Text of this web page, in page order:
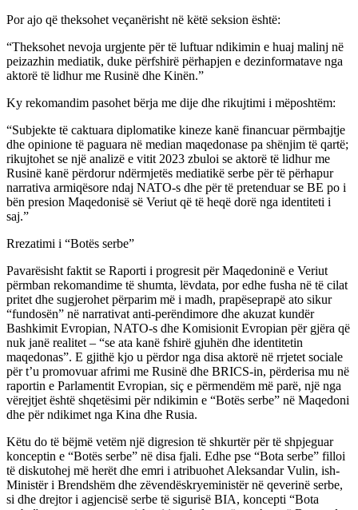
Por ajo që theksohet veçanërisht në këtë seksion është:
“Theksohet nevoja urgjente për të luftuar ndikimin e huaj malinj në
peizazhin mediatik, duke përfshirë përhapjen e dezinformatave nga
aktorë të lidhur me Rusinë dhe Kinën.”
Ky rekomandim pasohet bërja me dije dhe rikujtimi i mëposhtëm:
“Subjekte të caktuara diplomatike kineze kanë financuar përmbajtje
dhe opinione të paguara në median maqedonase pa shënjim të qartë;
rikujtohet se një analizë e vitit 2023 zbuloi se aktorë të lidhur me
Rusinë kanë përdorur ndërmjetës mediatikë serbe për të përhapur
narrativa armiqësore ndaj NATO-s dhe për të pretenduar se BE po i
bën presion Maqedonisë së Veriut që të heqë dorë nga identiteti i
saj.”
Rrezatimi i “Botës serbe”
Pavarësisht faktit se Raporti i progresit për Maqedoninë e Veriut
përmban rekomandime të shumta, lëvdata, por edhe fusha në të cilat
pritet dhe sugjerohet përparim më i madh, prapëseprapë ato sikur
“fundosën” në narrativat anti-perëndimore dhe akuzat kundër
Bashkimit Evropian, NATO-s dhe Komisionit Evropian për gjëra që
nuk janë realitet – “se ata kanë fshirë gjuhën dhe identitetin
maqedonas”. E gjithë kjo u përdor nga disa aktorë në rrjetet sociale
për t’u promovuar afrimi me Rusinë dhe BRICS-in, përderisa mu në
raportin e Parlamentit Evropian, siç e përmendëm më parë, një nga
vërejtjet është shqetësimi për ndikimin e “Botës serbe” në Maqedoni
dhe për ndikimet nga Kina dhe Rusia.
Këtu do të bëjmë vetëm një digresion të shkurtër për të shpjeguar
konceptin e “Botës serbe” në disa fjali. Edhe pse “Bota serbe” filloi
të diskutohej më herët dhe emri i atribuohet Aleksandar Vulin, ish-
Ministër i Brendshëm dhe zëvendëskryeministër në qeverinë serbe,
si dhe drejtor i agjencisë serbe të sigurisë BIA, koncepti “Bota